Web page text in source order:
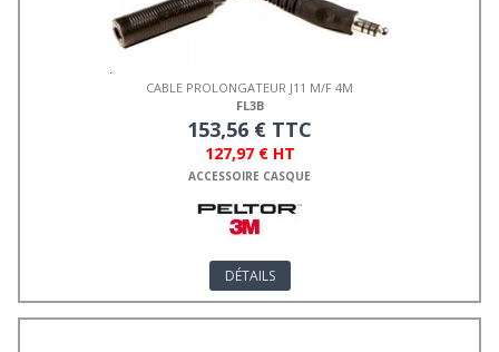
CABLE PROLONGATEUR J11 M/F 4M
FL3B
153,56 € TTC
127,97 € HT
ACCESSOIRE CASQUE
DÉTAILS